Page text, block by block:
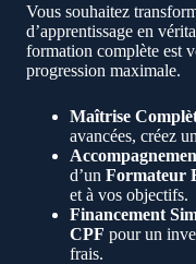
Vous souhaitez
d’apprentissage en
formation complète est
progression maximale.
Maîtrise
avancées, créez
d’un Formateur
et à vos objectifs.
Financement
CPF pour un
frais.